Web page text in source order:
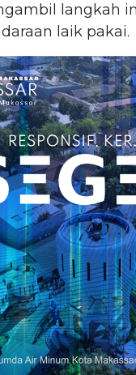
langkah
laik pakai.